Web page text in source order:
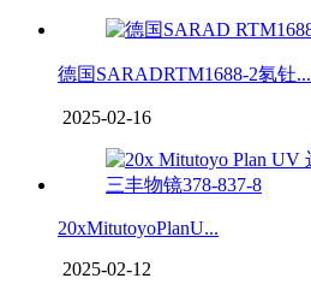
德国SARADRTM1688-2氡钍...
2025-02-16
20xMitutoyoPlanU...
2025-02-12